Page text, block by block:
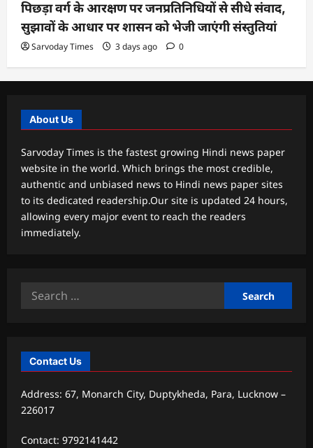
पिछड़ा वर्ग के आरक्षण पर जनप्रतिनिधियों से सीधे संवाद,
सुझावों के आधार पर शासन को भेजी जाएंगी संस्तुतियां
Sarvoday Times 3 days ago 0
About Us
Sarvoday Times is the fastest growing Hindi news paper
website in the world. Which brings the most credible,
authentic and unbiased news to Hindi news paper sites
to its dedicated readership.Our site is updated 24 hours,
allowing every major event to reach the readers
immediately.
Search
Contact Us
Address: 67, Monarch City, Duptykheda, Para, Lucknow –
226017
Contact: 9792141442